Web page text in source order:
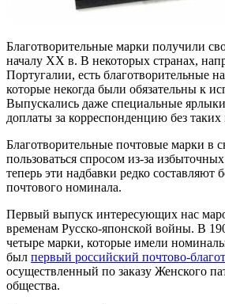
Благотворительные марки получили
началу XX в. В некоторых странах,
Португалии, есть благотворительные
которые некогда были обязательны к
Выпускались даже специальные
доплаты за корреспонденцию без таких
Благотворительные почтовые марки в
пользоваться спросом из-за
теперь эти надбавки редко составляют
почтового номинала.
Первый выпуск интересующих нас
временам Русско-японской войны. В
четыре марки, которые имели
был первый российский почтово-
осуществленный по заказу Женского
общества.